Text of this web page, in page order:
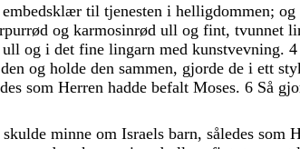
embedsklær til tjenesten i helligdommen; og
og karmosinrød ull og fint, tvunnet
ull og i det fine lingarn med kunstvevning. 4
den og holde den sammen, gjorde de i ett
som Herren hadde befalt Moses. 6 Så
skulde minne om Israels barn, således som